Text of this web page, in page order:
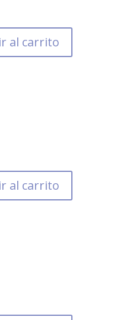
al carrito
al carrito